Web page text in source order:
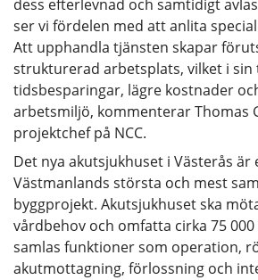
dess efterlevnad och samtidigt
ser vi fördelen med att anlita
Att upphandla tjänsten skapar
strukturerad arbetsplats, vilket i sin
tidsbesparingar, lägre kostnader
arbetsmiljö, kommenterar Thomas
projektchef på NCC.
Det nya akutsjukhuset i Västerås är
Västmanlands största och mest
byggprojekt. Akutsjukhuset ska
vårdbehov och omfatta cirka 75
samlas funktioner som operation,
akutmottagning, förlossning och